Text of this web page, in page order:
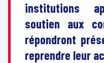
institutions
soutien aux
répondront
reprendre leur